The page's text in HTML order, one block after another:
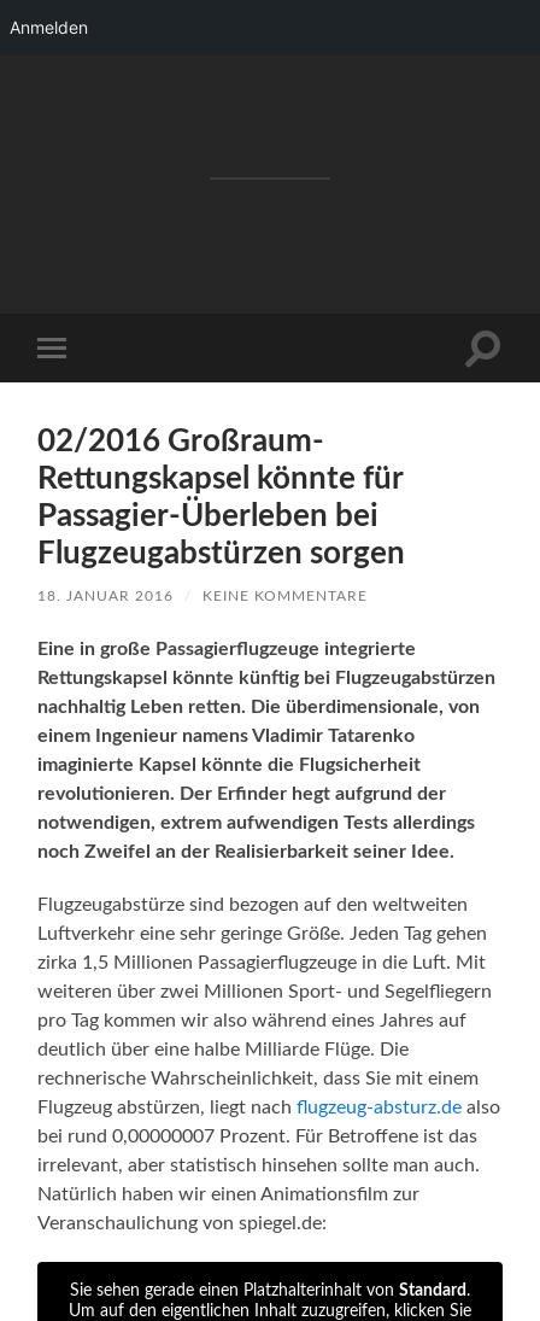
Anmelden
Menü
02/2016 Großraum-
Rettungskapsel könnte für
Passagier-Überleben bei
Flugzeugabstürzen sorgen
18. JANUAR 2016 / KEINE KOMMENTARE
Eine in große Passagierflugzeuge integrierte
Rettungskapsel könnte künftig bei Flugzeugabstürzen
nachhaltig Leben retten. Die überdimensionale, von
einem Ingenieur namens Vladimir Tatarenko
imaginierte Kapsel könnte die Flugsicherheit
revolutionieren. Der Erfinder hegt aufgrund der
notwendigen, extrem aufwendigen Tests allerdings
noch Zweifel an der Realisierbarkeit seiner Idee.
Flugzeugabstürze sind bezogen auf den weltweiten
Luftverkehr eine sehr geringe Größe. Jeden Tag gehen
zirka 1,5 Millionen Passagierflugzeuge in die Luft. Mit
weiteren über zwei Millionen Sport- und Segelfliegern
pro Tag kommen wir also während eines Jahres auf
deutlich über eine halbe Milliarde Flüge. Die
rechnerische Wahrscheinlichkeit, dass Sie mit einem
Flugzeug abstürzen, liegt nachflugzeug-absturz.de also
bei rund 0,00000007 Prozent. Für Betroffene ist das
irrelevant, aber statistisch hinsehen sollte man auch.
Natürlich haben wir einen Animationsfilm zur
Veranschaulichung von spiegel.de:
Sie sehen gerade einen Platzhalterinhalt von Standard .
Um auf den eigentlichen Inhalt zuzugreifen, klicken Sie